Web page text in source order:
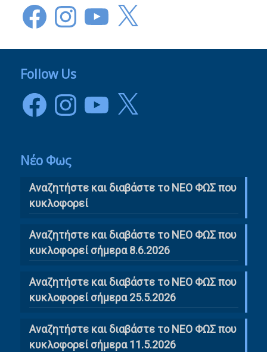
FacebookInstagramYouTube
X
Follow Us
FacebookInstagramYouTube
X
Νέο Φως
Αναζητήστε και διαβάστε το NΕΟ ΦΩΣ που
κυκλοφορεί
Αναζητήστε και διαβάστε το ΝΕΟ ΦΩΣ που
κυκλοφορεί σήμερα 8.6.2026
Αναζητήστε και διαβάστε το ΝΕΟ ΦΩΣ που
κυκλοφορεί σήμερα 25.5.2026
Αναζητήστε και διαβάστε το ΝΕΟ ΦΩΣ που
κυκλοφορεί σήμερα 11.5.2026